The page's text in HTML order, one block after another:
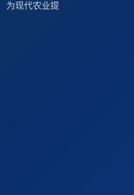
为现代农业提